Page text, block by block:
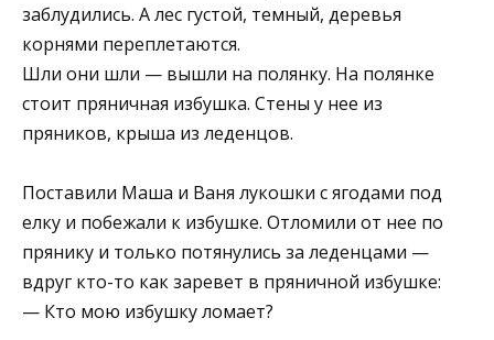
заблудились. А лес густой, темный, деревья
корнями переплетаются.
Шли они шли — вышли на полянку. На полянке
стоит пряничная избушка. Стены у нее из
пряников, крыша из леденцов.
Поставили Маша и Ваня лукошки с ягодами под
елку и побежали к избушке. Отломили от нее по
прянику и только потянулись за леденцами —
вдруг кто-то как заревет в пряничной избушке:
— Кто мою избушку ломает?